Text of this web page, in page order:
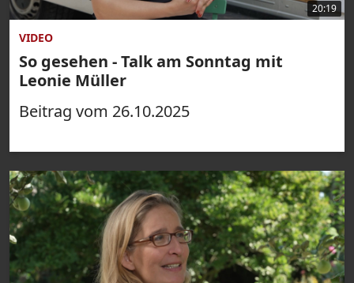
20:19
VIDEO
So gesehen - Talk am Sonntag mit
Leonie Müller
Beitrag vom 26.10.2025